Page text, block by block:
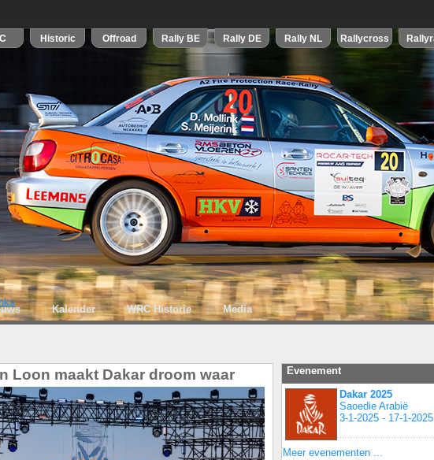
Kalender WRC Historie Media
Loon maakt Dakar droom waar
Evenement
Dakar 2025
Saoedie Arabië
3-1-2025 - 17-1-2025
Meer evenementen ...